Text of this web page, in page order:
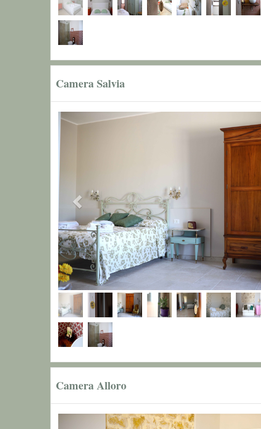
Camera Salvia
Previous
Camera Alloro
Previous